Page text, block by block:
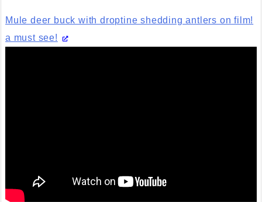
Mule deer buck with droptine shedding antlers on film!
a must see!